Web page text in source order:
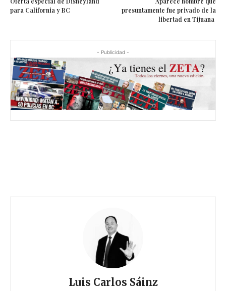
para California y BC
presuntamente fue privado de la
libertad en Tijuana
- Publicidad -
Luis Carlos Sáinz